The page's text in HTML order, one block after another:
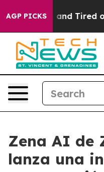
AGP PICKS
and Tired of This
Zena AI de
lanza una